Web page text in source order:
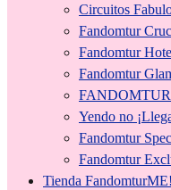
Circuitos
Fandomtur
Fandomtur
Fandomtur
Yendo no
Fandomtur
Fandomtur
Tienda FandomturME!